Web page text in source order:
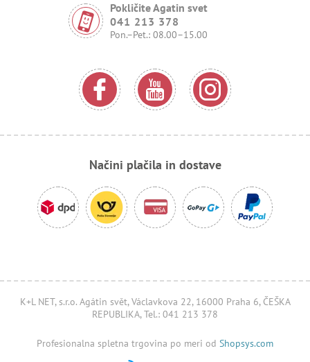
Pokličite Agatin svet
041 213 378
Pon.–Pet.: 08.00–15.00
Načini plačila in dostave
K+L NET, s.r.o. Agátin svět, Václavkova 22, 16000 Praha 6, ČEŠKA
REPUBLIKA, Tel.: 041 213 378
Profesionalna spletna trgovina po meri od Shopsys.com